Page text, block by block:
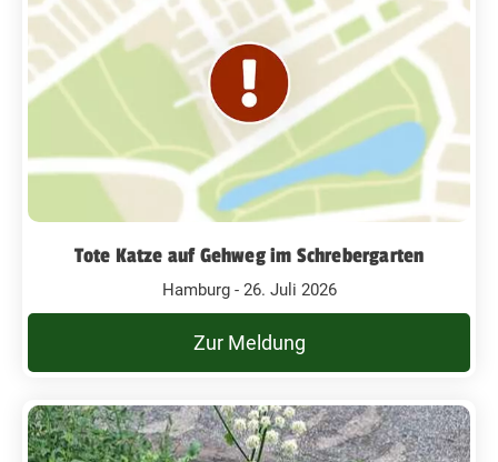
Tote Katze auf Gehweg im Schrebergarten
Hamburg - 26. Juli 2026
Zur Meldung